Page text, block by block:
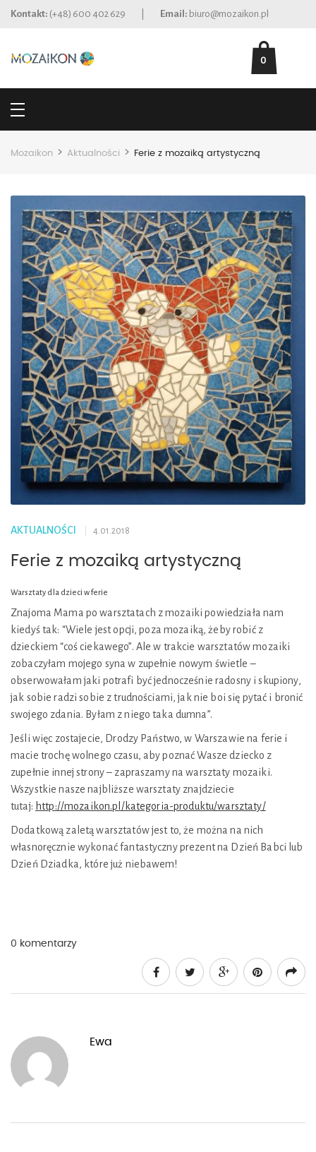
Kontakt: (+48) 600 402 629 Email: biuro@mozaikon.pl
0
Mozaikon > Aktualności > Ferie z mozaiką artystyczną
AKTUALNOŚCI 4.01.2018
Ferie z mozaiką artystyczną
Warsztaty dla dzieci w ferie
Znajoma Mama po warsztatach z mozaiki powiedziała nam
kiedyś tak: “Wiele jest opcji, poza mozaiką, żeby robić z
dzieckiem “coś ciekawego”. Ale w trakcie warsztatów mozaiki
zobaczyłam mojego syna w zupełnie nowym świetle –
obserwowałam jaki potrafi być jednocześnie radosny i skupiony,
jak sobie radzi sobie z trudnościami, jak nie boi się pytać i bronić
swojego zdania. Byłam z niego taka dumna”.
Jeśli więc zostajecie, Drodzy Państwo, w Warszawie na ferie i
macie trochę wolnego czasu, aby poznać Wasze dziecko z
zupełnie innej strony – zapraszamy na warsztaty mozaiki.
Wszystkie nasze najbliższe warsztaty znajdziecie
tutaj: http://mozaikon.pl/kategoria-produktu/warsztaty/
Dodatkową zaletą warsztatów jest to, że można na nich
własnoręcznie wykonać fantastyczny prezent na Dzień Babci lub
Dzień Dziadka, które już niebawem!
0 komentarzy
Ewa